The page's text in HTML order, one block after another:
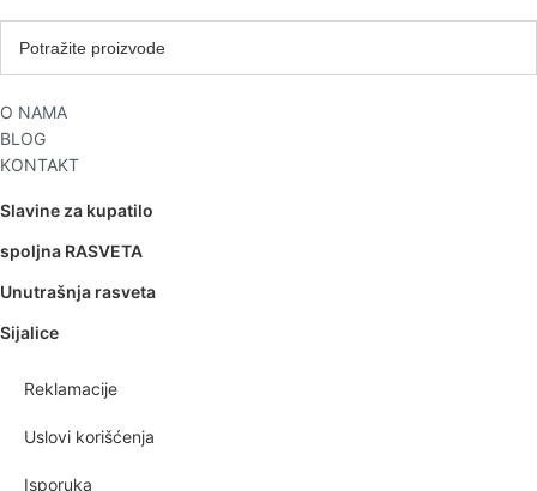
O NAMA
BLOG
KONTAKT
Slavine za kupatilo
spoljna RASVETA
Unutrašnja rasveta
Sijalice
Reklamacije
Uslovi korišćenja
Isporuka